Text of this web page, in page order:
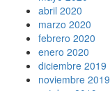
abril 2020
marzo 2020
febrero 2020
enero 2020
diciembre 2019
noviembre 2019